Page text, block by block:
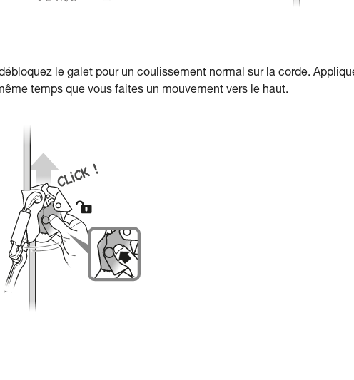
le galet pour un coulissement normal sur la corde.
temps que vous faites un mouvement vers le haut.